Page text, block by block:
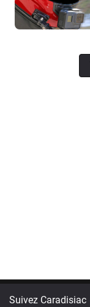
Suivez Caradisiac